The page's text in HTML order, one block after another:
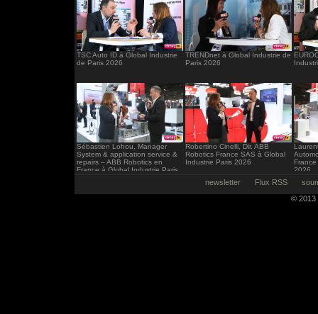
TSC Auto ID à Global Industrie
de Paris 2026
TRENDnet à Global Industrie de
Paris 2026
Sébastien Lohou, Manager
System & application service &
repairs – ABB Robotics en
France à Global Industrie Paris
Robertino Cinelli, Dir. ABB
Robotics France SAS à Global
Industrie Paris 2026
2026
newsletter Flux RSS
© 2013